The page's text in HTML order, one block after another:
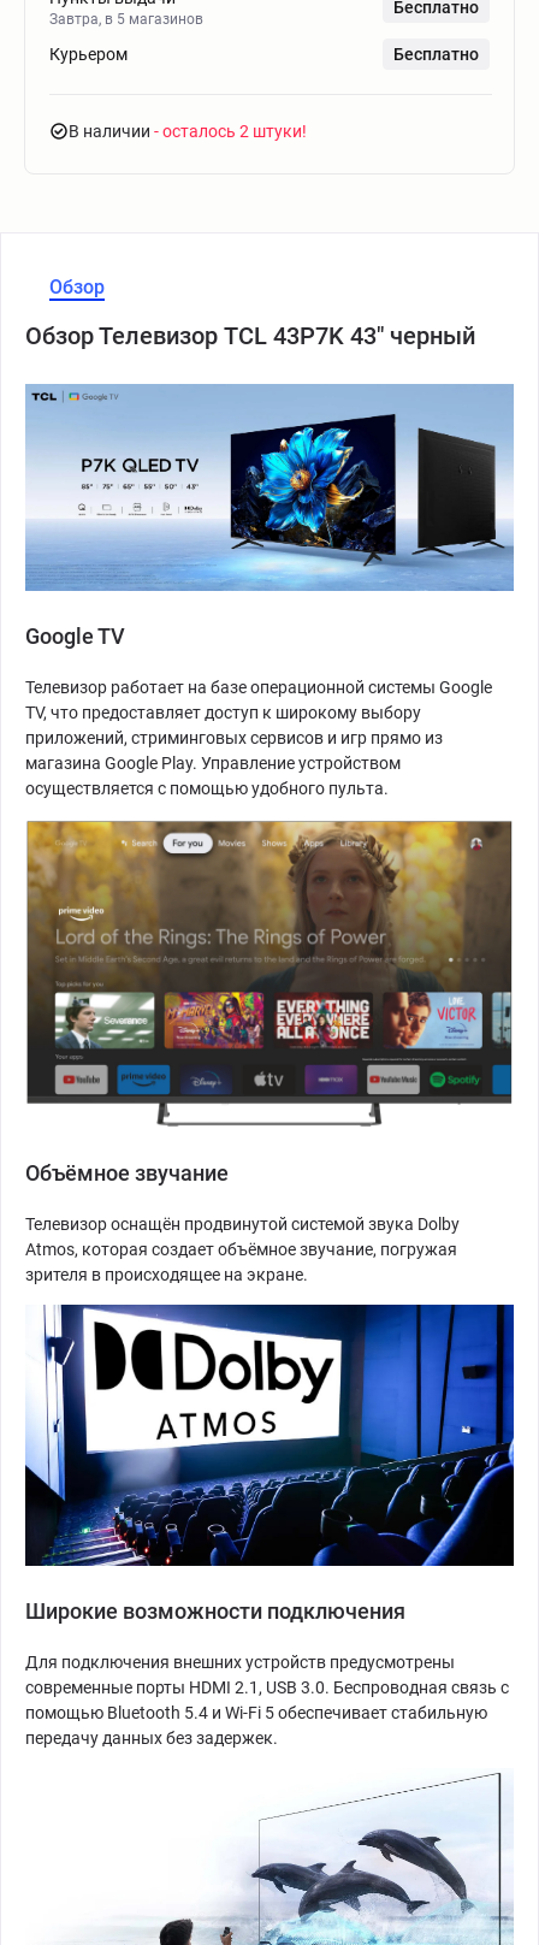
Завтра, в 5 магазинов
Бесплатно
Курьером Бесплатно
В наличии - осталось 2 штуки
Обзор
Обзор Телевизор TCL 43P7K 43" черный
Google TV
Телевизор работает на базе операционной системы Google
TV, что предоставляет доступ к широкому выбору
приложений, стриминговых сервисов и игр прямо из
магазина Google Play. Управление устройством
осуществляется с помощью удобного пульта.
Объёмное звучание
Телевизор оснащён продвинутой системой звука Dolby
Atmos, которая создает объёмное звучание, погружая
зрителя в происходящее на экране.
Широкие возможности подключения
Для подключения внешних устройств предусмотрены
современные порты HDMI 2.1, USB 3.0. Беспроводная связь с
помощью Bluetooth 5.4 и Wi-Fi 5 обеспечивает стабильную
передачу данных без задержек.